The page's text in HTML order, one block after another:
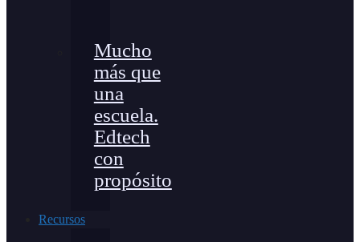
Mucho
más que
una
escuela.
Edtech
con
propósito
Recursos